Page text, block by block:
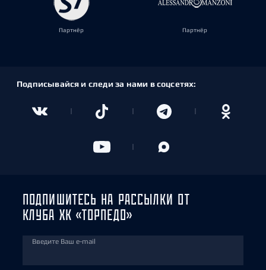
Партнёр Партнёр
Подписывайся и следи за нами в соцсетях:
ПОДПИШИТЕСЬ НА РАССЫЛКИ ОТ
КЛУБА ХК «ТОРПЕДО»
Введите Ваш e-mail